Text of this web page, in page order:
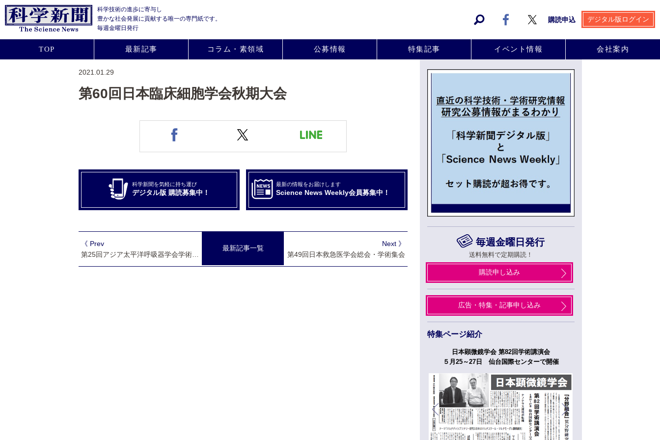
科学技術の進歩に寄与し
豊かな社会発展に貢献する唯一の専門紙です。
毎週金曜日発行
購読申込 デジタル版ログイン
TOP 最新記事 コラム・素領域 公募情報 特集記事 イベント情報 会社案内
2021.01.29
第60回日本臨床細胞学会秋期大会
科学新聞を気軽に持ち運び
デジタル版 購読募集中！
最新の情報をお届けします
Science News Weekly会員募集中！
最新記事一覧
Next 》
第49回日本救急医学会総会・学術集会
《 Prev
第25回アジア太平洋呼吸器学会学術集会
毎週金曜日発行
送料無料で定期購読！
購読申し込み
広告・特集・記事申し込み
特集ページ紹介
日本顕微鏡学会 第82回学術講演会
５月25～27日 仙台国際センターで開催